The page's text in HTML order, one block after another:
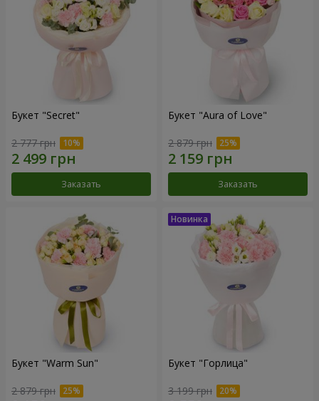
Букет "Secret"
2 777 грн
Заказать
Букет "Aura of Love"
2 879 грн
Заказать
Букет "Warm Sun"
2 879 грн
Букет "Горлица"
3 199 грн